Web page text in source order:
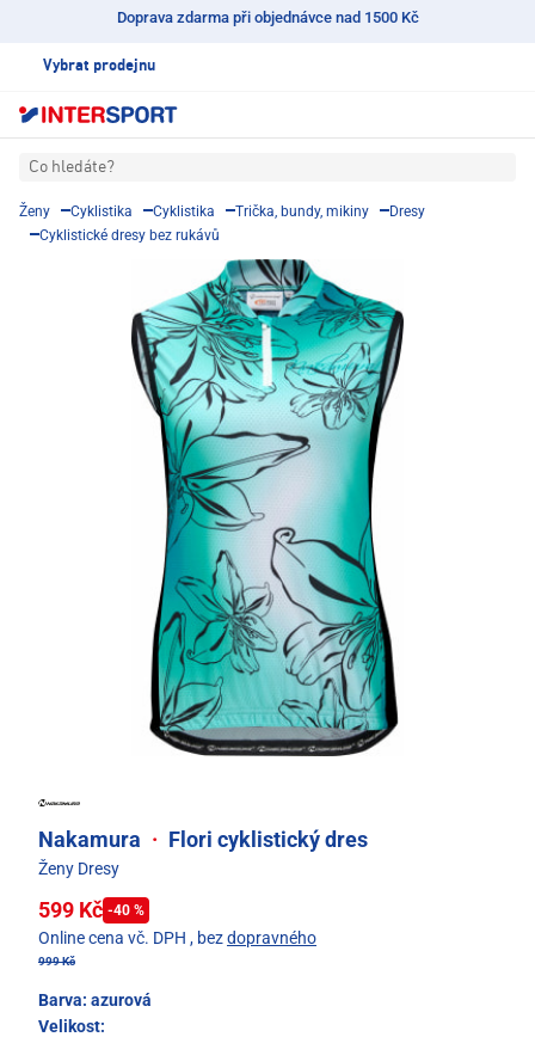
Doprava zdarma při objednávce nad 1500 Kč
Vybrat prodejnu
Co hledáte?
Ženy Cyklistika Cyklistika Trička, bundy, mikiny
Dresy
Cyklistické dresy bez rukávů
Nakamura · Flori cyklistický dres
Ženy Dresy
599 Kč -40 %
Online cena vč. DPH , bezdopravného
999 Kč
Barva: azurová
Velikost: